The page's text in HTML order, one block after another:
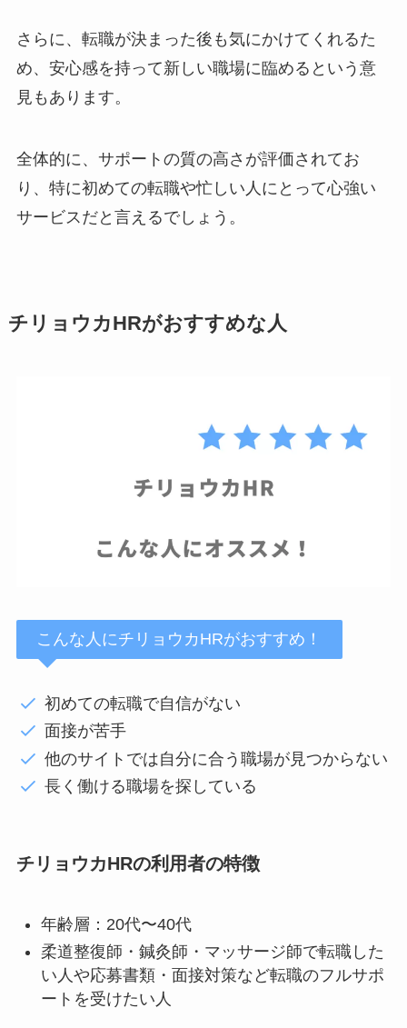
さらに、転職が決まった後も気にかけてくれるた
め、安心感を持って新しい職場に臨めるという意
見もあります。
全体的に、サポートの質の高さが評価されてお
り、特に初めての転職や忙しい人にとって心強い
サービスだと言えるでしょう。
チリョウカHRがおすすめな人
こんな人にチリョウカHRがおすすめ！
初めての転職で自信がない
面接が苦手
他のサイトでは自分に合う職場が見つからない
長く働ける職場を探している
チリョウカHRの利用者の特徴
年齢層：20代〜40代
柔道整復師・鍼灸師・マッサージ師で転職した
い人や応募書類・面接対策など転職のフルサポ
ートを受けたい人